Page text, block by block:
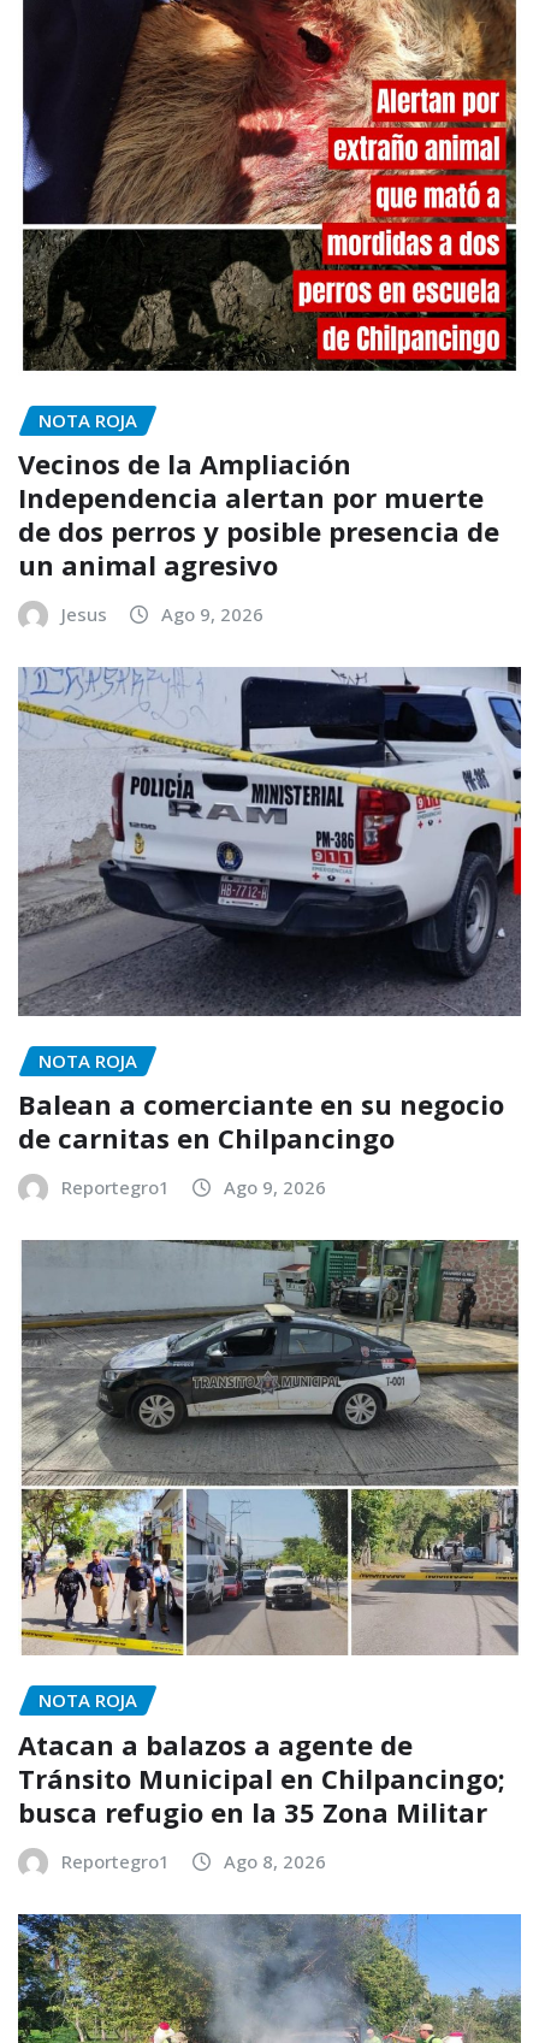
NOTA ROJA
Vecinos de la Ampliación
Independencia alertan por muerte
de dos perros y posible presencia de
un animal agresivo
Jesus Ago 9, 2026
NOTA ROJA
Balean a comerciante en su negocio
de carnitas en Chilpancingo
Reportegro1 Ago 9, 2026
NOTA ROJA
Atacan a balazos a agente de
Tránsito Municipal en Chilpancingo;
busca refugio en la 35 Zona Militar
Reportegro1 Ago 8, 2026